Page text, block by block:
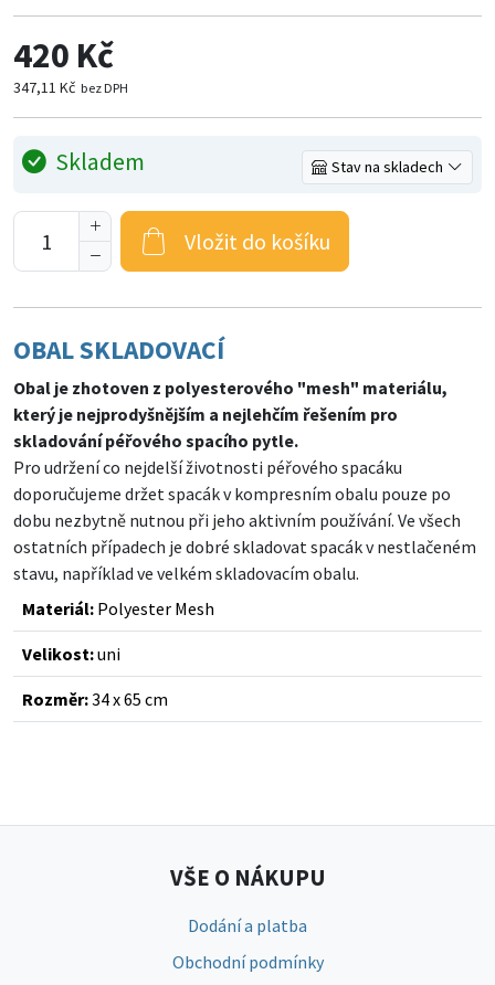
420 Kč
347,11 Kč bez DPH
Skladem Stav na skladech
Vložit do košíku
OBAL SKLADOVACÍ
Obal je zhotoven z polyesterového "mesh" materiálu,
který je nejprodyšnějším a nejlehčím řešením pro
skladování péřového spacího pytle.
Pro udržení co nejdelší životnosti péřového spacáku
doporučujeme držet spacák v kompresním obalu pouze po
dobu nezbytně nutnou při jeho aktivním používání. Ve všech
ostatních případech je dobré skladovat spacák v nestlačeném
stavu, například ve velkém skladovacím obalu.
Materiál: Polyester Mesh
Velikost:uni
Rozměr:34 x 65 cm
VŠE O NÁKUPU
Dodání a platba
Obchodní podmínky